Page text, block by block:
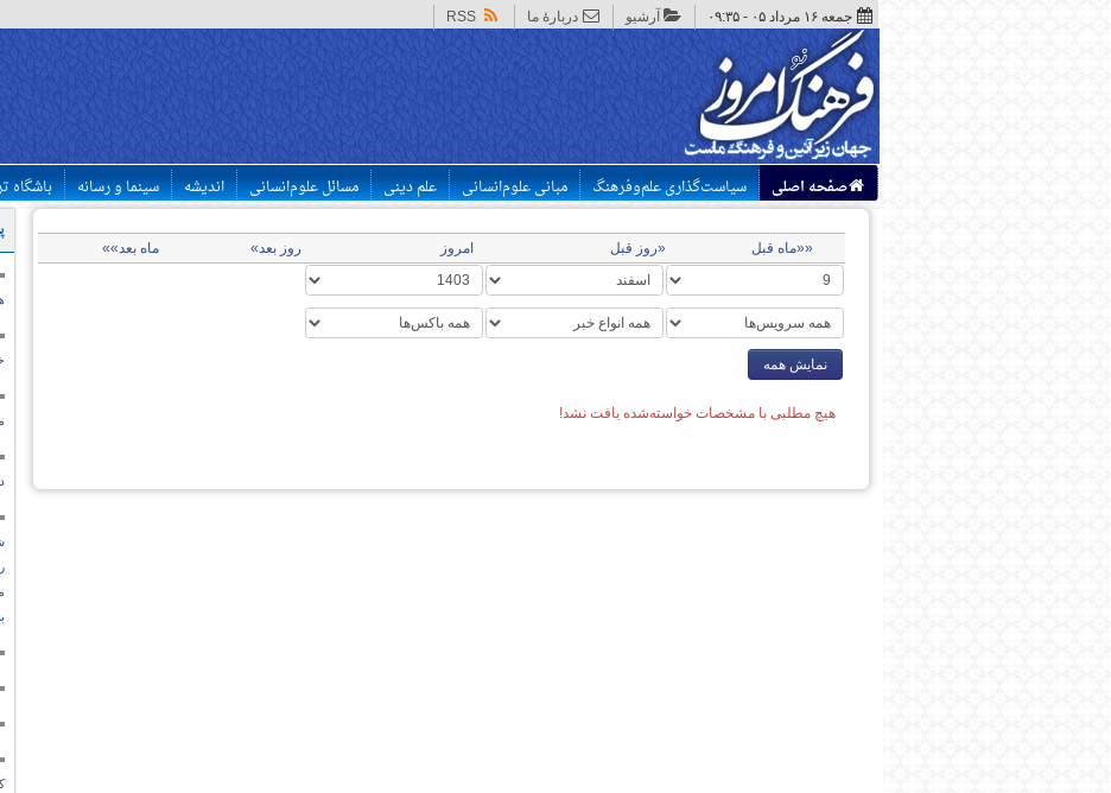
جمعه ۱۶ مرداد ۰۵ - ۰۹:۳۵ آرشیو دربارهٔ ما RSS
صفحه اصلی سیاست‌گذاری علم‌وفرهنگ مبانی علوم‌انسانی علم دینی مسائل علوم‌انسانی اندیشه سینما و رسانه باشگاه
««ماه قبل «روز قبل امروز روز بعد» ماه بعد»»
نمایش همه
هیچ مطلبی با مشخصات خواسته‌شده یافت نشد!